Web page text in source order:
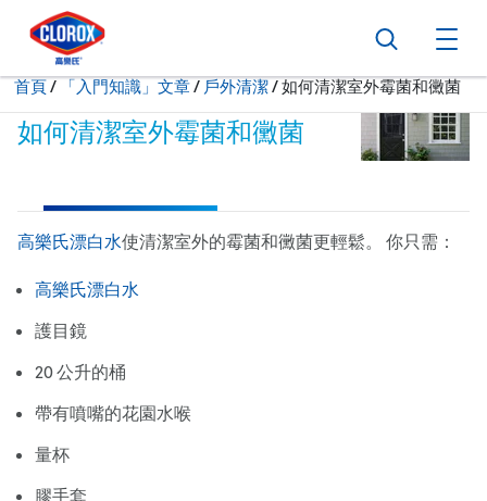
跳到主導航
跳轉至內容
跳到頁尾
搜尋
首頁/ 「入門知識」文章 戶外清潔 現在:
如何清潔室外霉菌和黴菌
如何清潔室外霉菌和黴菌
高樂氏漂白水使清潔室外的霉菌和黴菌更輕鬆。 你只需：
高樂氏漂白水
護目鏡
20 公升的桶
帶有噴嘴的花園水喉
量杯
膠手套